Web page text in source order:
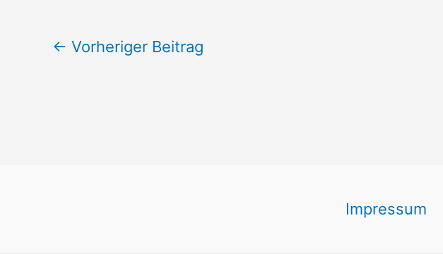
← Vorheriger Beitrag
Impressum